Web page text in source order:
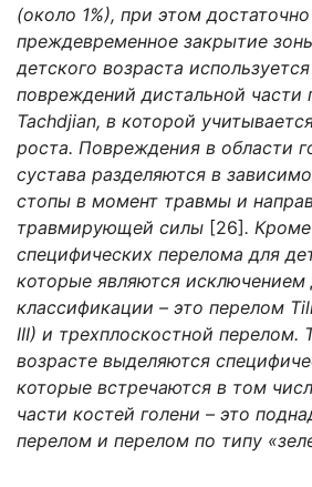
(около 1%), при этом
преждевременное закрытие
детского возраста
повреждений дистальной части
Tachdjian, в которой
роста. Повреждения в области
сустава разделяются в
стопы в момент травмы и
травмирующей силы [26].
специфических перелома для
которые являются исключением
классификации – это перелом
III) и трехплоскостной перелом.
возрасте выделяются
которые встречаются в том
части костей голени – это
перелом и перелом по типу